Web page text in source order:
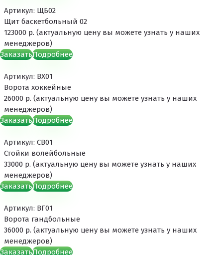
Артикул: ЩБ02
Щит баскетбольный 02
123000 р. (актуальную цену вы можете узнать у наших
менеджеров)
ЗаказатьПодробнее
Артикул: ВХ01
Ворота хоккейные
26000 р. (актуальную цену вы можете узнать у наших
менеджеров)
ЗаказатьПодробнее
Артикул: СВ01
Стойки волейбольные
33000 р. (актуальную цену вы можете узнать у наших
менеджеров)
ЗаказатьПодробнее
Артикул: ВГ01
Ворота гандбольные
36000 р. (актуальную цену вы можете узнать у наших
менеджеров)
ЗаказатьПодробнее